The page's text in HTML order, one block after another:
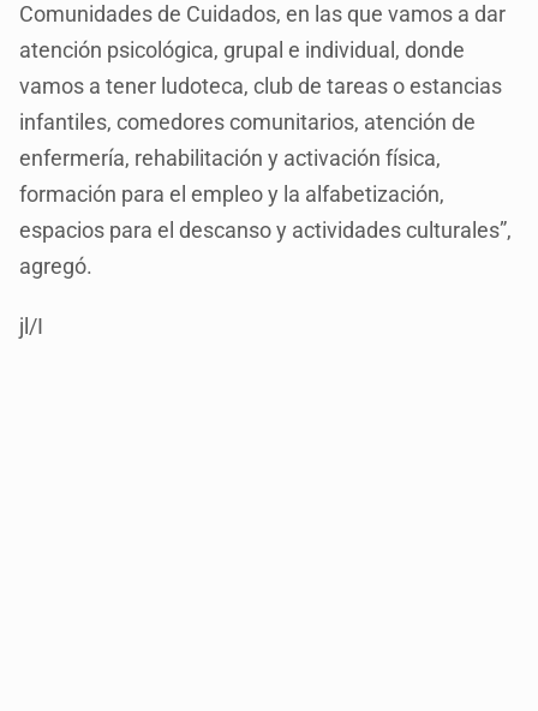
Comunidades de Cuidados, en las que vamos a dar
atención psicológica, grupal e individual, donde
vamos a tener ludoteca, club de tareas o estancias
infantiles, comedores comunitarios, atención de
enfermería, rehabilitación y activación física,
formación para el empleo y la alfabetización,
espacios para el descanso y actividades culturales”,
agregó.
jl/I